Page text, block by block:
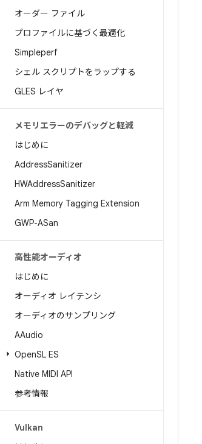
オーダー ファイル
プロファイルに基づく最適化
Simpleperf
シェル スクリプトをラップする
GLES レイヤ
メモリエラーのデバッグと軽減
はじめに
AddressSanitizer
HWAddressSanitizer
Arm Memory Tagging Extension
GWP-ASan
高性能オーディオ
はじめに
オーディオ レイテンシ
オーディオのサンプリング
AAudio
OpenSL ES
Native MIDI API
参考情報
Vulkan